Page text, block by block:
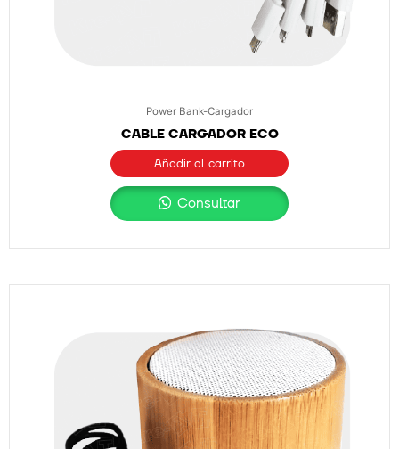
Power Bank-Cargador
CABLE CARGADOR ECO
Añadir al carrito
Consultar